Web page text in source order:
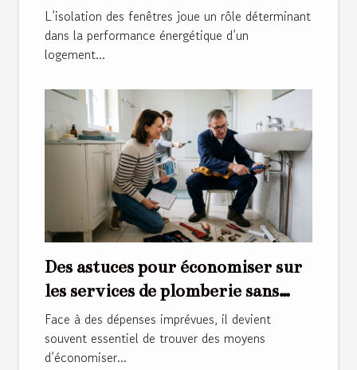
fenêtres ?
L’isolation des fenêtres joue un rôle déterminant
dans la performance énergétique d’un
logement...
Des astuces pour économiser sur
les services de plomberie sans
compromettre la qualité
Face à des dépenses imprévues, il devient
souvent essentiel de trouver des moyens
d’économiser...